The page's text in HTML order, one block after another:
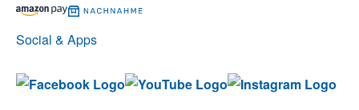
Social & Apps